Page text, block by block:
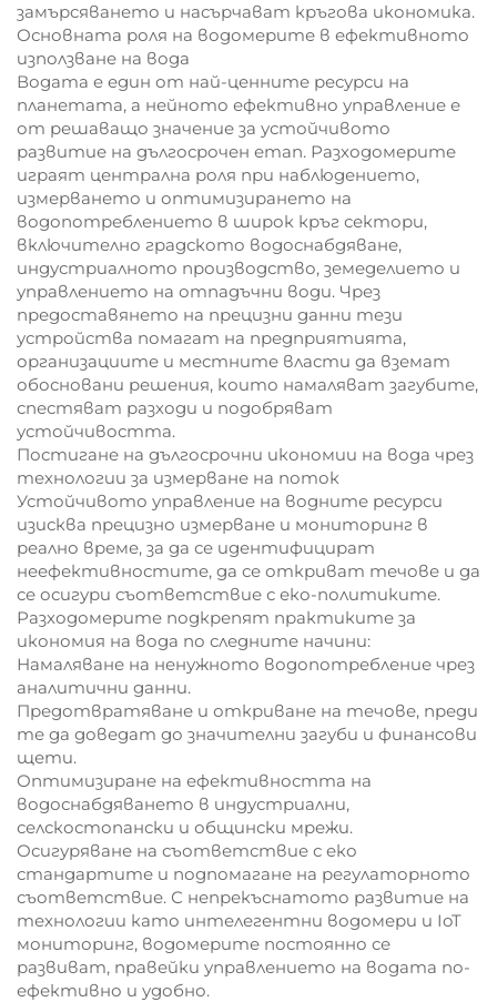
замърсяването и насърчават кръгова икономика.
Основната роля на водомерите в ефективното
използване на вода
Водата е един от най-ценните ресурси на
планетата, а нейното ефективно управление е
от решаващо значение за устойчивото
развитие на дългосрочен етап. Разходомерите
играят централна роля при наблюдението,
измерването и оптимизирането на
водопотреблението в широк кръг сектори,
включително градското водоснабдяване,
индустриалното производство, земеделието и
управлението на отпадъчни води. Чрез
предоставянето на прецизни данни тези
устройства помагат на предприятията,
организациите и местните власти да вземат
обосновани решения, които намаляват загубите,
спестяват разходи и подобряват
устойчивостта.
Постигане на дългосрочни икономии на вода чрез
технологии за измерване на поток
Устойчивото управление на водните ресурси
изисква прецизно измерване и мониторинг в
реално време, за да се идентифицират
неефективностите, да се откриват течове и да
се осигури съответствие с еко-политиките.
Разходомерите подкрепят практиките за
икономия на вода по следните начини:
Намаляване на ненужното водопотребление чрез
аналитични данни.
Предотвратяване и откриване на течове, преди
те да доведат до значителни загуби и финансови
щети.
Оптимизиране на ефективността на
водоснабдяването в индустриални,
селскостопански и общински мрежи.
Осигуряване на съответствие с еко
стандартите и подпомагане на регулаторното
съответствие. С непрекъснатото развитие на
технологии като интелегентни водомери и IoT
мониторинг, водомерите постоянно се
развиват, правейки управлението на водата по-
ефективно и удобно.